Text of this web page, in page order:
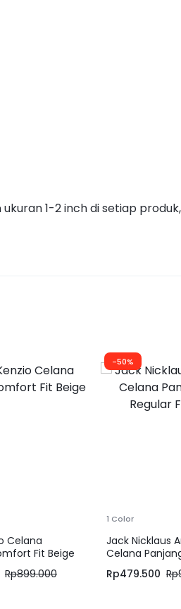
1-2 inch di setiap
Celana
Fit Beige
Rp899.000
-50%
1 Color
Jack Nicklaus
Celana
Rp479.500 Rp